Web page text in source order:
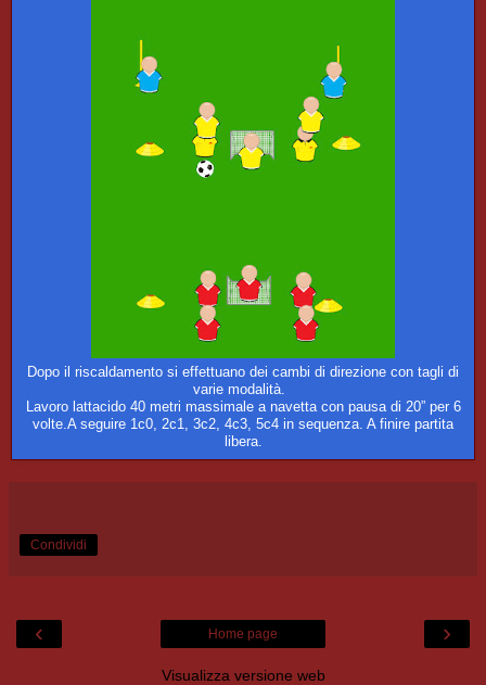
Dopo il riscaldamento si effettuano dei cambi di direzione con tagli di
varie modalità.
Lavoro lattacido 40 metri massimale a navetta con pausa di 20” per 6
volte.A seguire 1c0, 2c1, 3c2, 4c3, 5c4 in sequenza. A finire partita
libera.
Condividi
‹ ›
Home page
Visualizza versione web